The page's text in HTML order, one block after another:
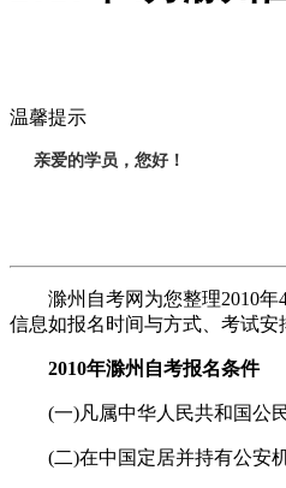
温馨提示
亲爱的学员，您好！
滁州自考网为您整理2010年4
信息如报名时间与方式、考试安
2010年滁州自考报名条件
(一)凡属中华人民共和国公民
(二)在中国定居并持有公安机